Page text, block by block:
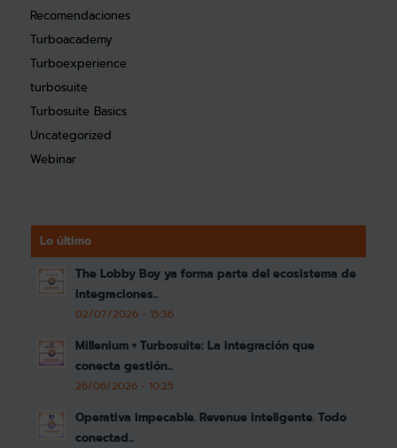
Recomendaciones
Turboacademy
Turboexperience
turbosuite
Turbosuite Basics
Uncategorized
Webinar
Lo último
The Lobby Boy ya forma parte del ecosistema de
integraciones...
02/07/2026 - 15:36
Millenium + Turbosuite: La integración que
conecta gestión...
26/06/2026 - 10:25
Operativa impecable. Revenue inteligente. Todo
conectad...